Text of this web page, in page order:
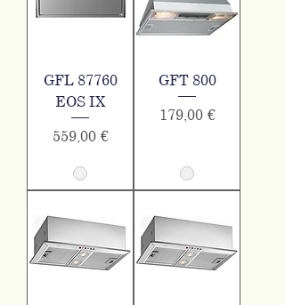
GFL 87760
EOS IX
Τιμή
559,00 €
GFT 800
Τιμή
179,00 €